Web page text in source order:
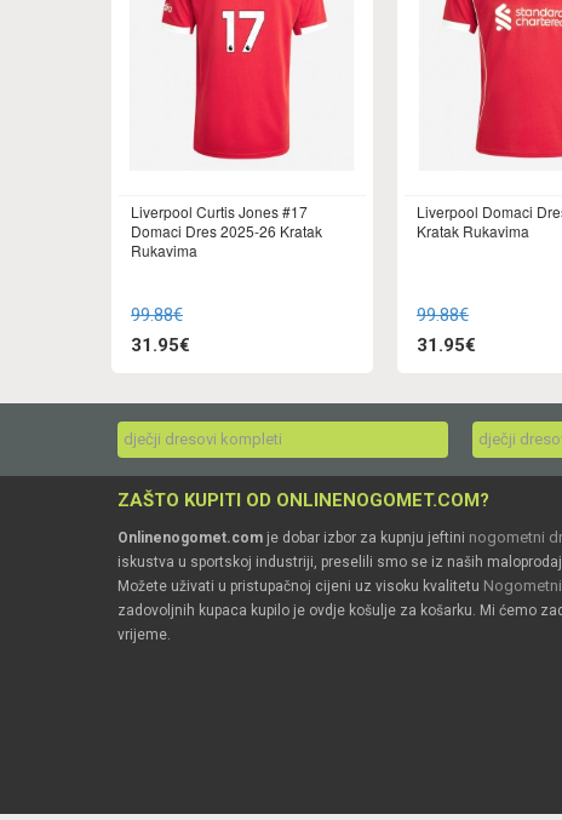
Liverpool Curtis Jones #17
Domaci Dres 2025-26 Kratak
Rukavima
99.88€
31.95€
Liverpool Domaci
Kratak Rukavima
99.88€
31.95€
dječji dresovi kompleti dječji
ZAŠTO KUPITI OD ONLINENOGOMET.COM?
Onlinenogomet.com je dobar izbor za kupnju jeftini nogometni
iskustva u sportskoj industriji, preselili smo se iz naših
Možete uživati u pristupačnoj cijeni uz visoku kvalitetu
zadovoljnih kupaca kupilo je ovdje košulje za košarku. Mi ćemo
vrijeme.